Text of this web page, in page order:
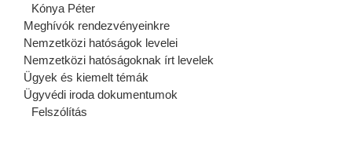
Kónya Péter
Meghívók rendezvényeinkre
Nemzetközi hatóságok levelei
Nemzetközi hatóságoknak írt levelek
Ügyek és kiemelt témák
Ügyvédi iroda dokumentumok
Felszólítás